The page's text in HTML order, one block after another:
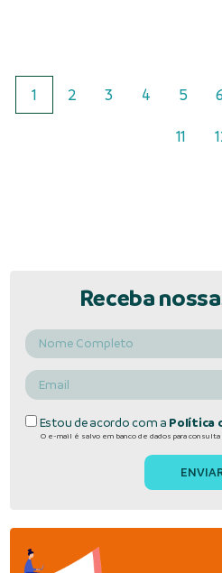
1 2 3 4 5
11
Receba
Estou de acordo com a Política
O e-mail é salvo em banco de dados para consulta